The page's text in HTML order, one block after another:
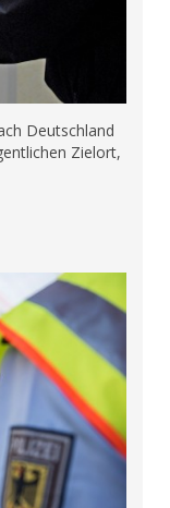
Deutschland
Zielort,